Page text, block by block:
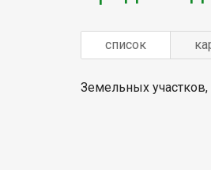
список
Земельных